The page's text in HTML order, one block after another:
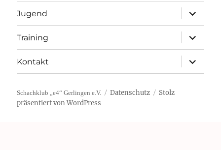
Jugend
öffnen
Training
öffnen
Kontakt
öffnen
Schachklub „e4“ Gerlingen e.V. Datenschutz
Stolz
präsentiert von WordPress